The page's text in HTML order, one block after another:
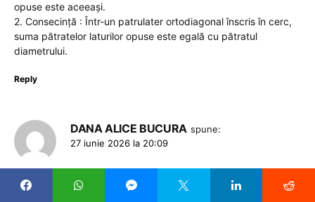
opuse este aceeași.
2. Consecință : Într-un patrulater ortodiagonal înscris în cerc,
suma pătratelor laturilor opuse este egală cu pătratul
diametrului.
Reply
DANA ALICE BUCURA spune:
27 iunie 2026 la 20:09
Aplauze d-lor profi de mate ! Ma înclin in fața cunoștințelor